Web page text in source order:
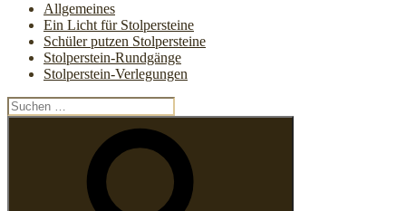
Allgemeines
Ein Licht für Stolpersteine
Schüler putzen Stolpersteine
Stolperstein-Rundgänge
Stolperstein-Verlegungen
Suchen
nach: